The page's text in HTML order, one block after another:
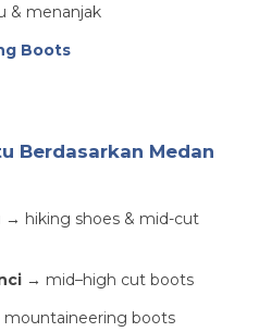
& menanjak
Boots
Berdasarkan Medan
→ hiking shoes & mid-cut
→ mid–high cut boots
boots